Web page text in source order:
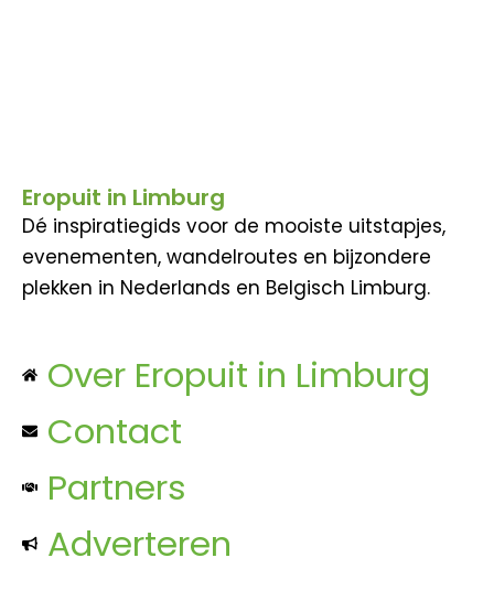
Eropuit in Limburg
Dé inspiratiegids voor de mooiste uitstapjes,
evenementen, wandelroutes en bijzondere
plekken in Nederlands en Belgisch Limburg.
Over Eropuit in Limburg
Contact
Partners
Adverteren